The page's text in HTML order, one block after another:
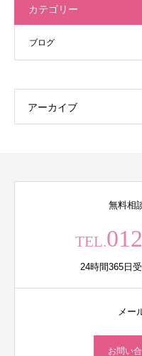
カテゴリー
ブログ
アーカイブ
無料相
TEL.
24時間365日
メー
お問い